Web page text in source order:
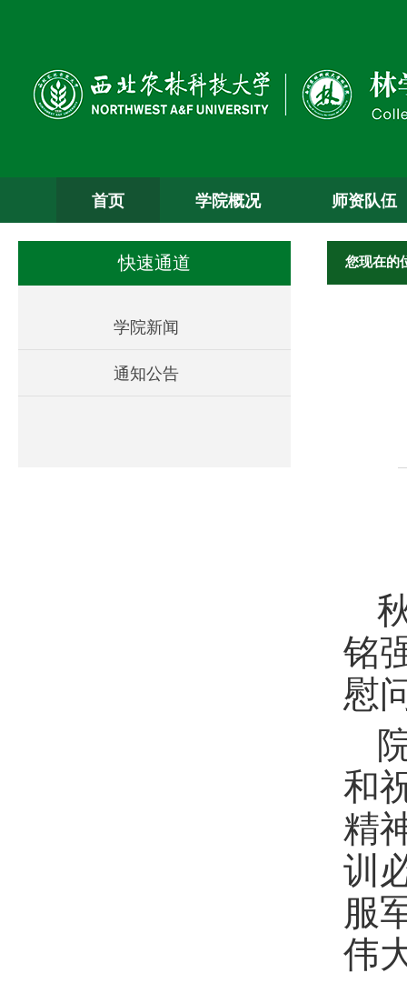
首页 学院概况 师资队伍
快速通道
学院新闻
通知公告
您现在的
铭
慰
和
精
训
服
伟